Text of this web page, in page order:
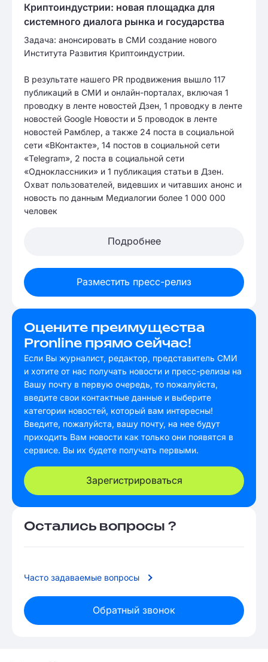
Криптоиндустрии: новая площадка для
системного диалога рынка и государства
Задача: анонсировать в СМИ создание нового
Института Развития Криптоиндустрии.
В результате нашего PR продвижения вышло 117
публикаций в СМИ и онлайн-порталах, включая 1
проводку в ленте новостей Дзен, 1 проводку в ленте
новостей Google Новости и 5 проводок в ленте
новостей Рамблер, а также 24 поста в социальной
сети «ВКонтакте», 14 постов в социальной сети
«Telegram», 2 поста в социальной сети
«Одноклассники» и 1 публикация статьи в Дзен.
Охват пользователей, видевших и читавших анонс и
новость по данным Медиалогии более 1 000 000
человек
Подробнее
Разместить пресс-релиз
Оцените преимущества
Pronline прямо сейчас!
Если Вы журналист, редактор, представитель СМИ
и хотите от нас получать новости и пресс-релизы на
Вашу почту в первую очередь, то пожалуйста,
введите свои контактные данные и выберите
категории новостей, который вам интересны!
Введите, пожалуйста, вашу почту, на нее будут
приходить Вам новости как только они появятся в
сервисе. Вы их будете получать первыми.
Зарегистрироваться
Остались вопросы ?
Часто задаваемые вопросы
Обратный звонок